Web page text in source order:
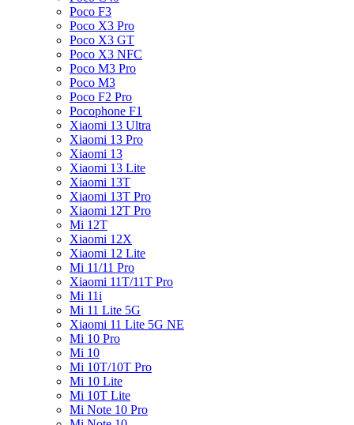
Poco F3
Poco X3 Pro
Poco X3 GT
Poco X3 NFC
Poco M3 Pro
Poco M3
Poco F2 Pro
Pocophone F1
Xiaomi 13 Ultra
Xiaomi 13 Pro
Xiaomi 13
Xiaomi 13 Lite
Xiaomi 13T
Xiaomi 13T Pro
Xiaomi 12T Pro
Mi 12T
Xiaomi 12X
Xiaomi 12 Lite
Mi 11/11 Pro
Xiaomi 11T/11T Pro
Mi 11i
Mi 11 Lite 5G
Xiaomi 11 Lite 5G NE
Mi 10 Pro
Mi 10
Mi 10T/10T Pro
Mi 10 Lite
Mi 10T Lite
Mi Note 10 Pro